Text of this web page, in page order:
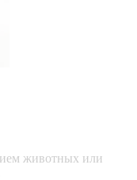
животных или